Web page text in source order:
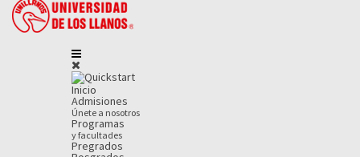
Inicio
Admisiones
Únete a nosotros
Programas
y facultades
Pregrados